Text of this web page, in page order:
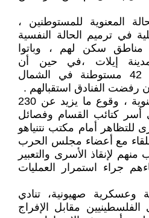
المعنوية للمستوطنين ،
في ترميم الحالة النفسية
مناطق سكن لهم ، وباتوا
إيلات ،في حين أن
المستوطنين الذين برحوا 42 مستوطنة في الشمال
رفضت الفنادق استقبالهم .
وما يزيد انهيار الحالة المعنوية ، وقوع ما يزيد عن 230
كتائب القسام وفصائل
للتظاهر أمام مكتب نتنياهو
مع أعضاء مجلس الحرب
لإنقاذ الأسرى والتعبير
جراء استمرار العمليات
وعسكرية صهيونية، تنادي
مقابل الإفراج